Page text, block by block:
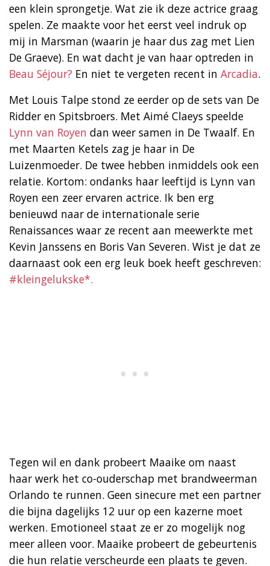
een klein sprongetje. Wat zie ik deze actrice graag
spelen. Ze maakte voor het eerst veel indruk op
mij in Marsman (waarin je haar dus zag met Lien
De Graeve). En wat dacht je van haar optreden in
Beau Séjour? En niet te vergeten recent in Arcadia.
Met Louis Talpe stond ze eerder op de sets van De
Ridder en Spitsbroers. Met Aimé Claeys speelde
Lynn van Royen dan weer samen in De Twaalf. En
met Maarten Ketels zag je haar in De
Luizenmoeder. De twee hebben inmiddels ook een
relatie. Kortom: ondanks haar leeftijd is Lynn van
Royen een zeer ervaren actrice. Ik ben erg
benieuwd naar de internationale serie
Renaissances waar ze recent aan meewerkte met
Kevin Janssens en Boris Van Severen. Wist je dat ze
daarnaast ook een erg leuk boek heeft geschreven:
#kleingelukske*.
Tegen wil en dank probeert Maaike om naast
haar werk het co-ouderschap met brandweerman
Orlando te runnen. Geen sinecure met een partner
die bijna dagelijks 12 uur op een kazerne moet
werken. Emotioneel staat ze er zo mogelijk nog
meer alleen voor. Maaike probeert de gebeurtenis
die hun relatie verscheurde een plaats te geven.